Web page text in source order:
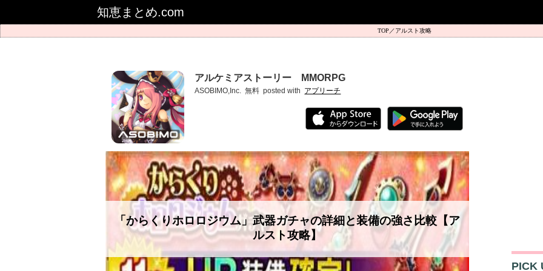
知恵まとめ.com
アルスト攻略
アルケミアストーリー MMORPG
ASOBIMO,Inc. 無料 posted with アプリーチ
「からくりホロロジウム」武器ガチャの詳細と装備の強さ比較【ア
ルスト攻略】
PICK